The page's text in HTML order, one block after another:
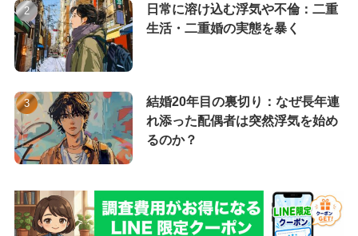
日常に溶け込む浮気や不倫：二重
生活・二重婚の実態を暴く
結婚20年目の裏切り：なぜ長年連
れ添った配偶者は突然浮気を始め
るのか？